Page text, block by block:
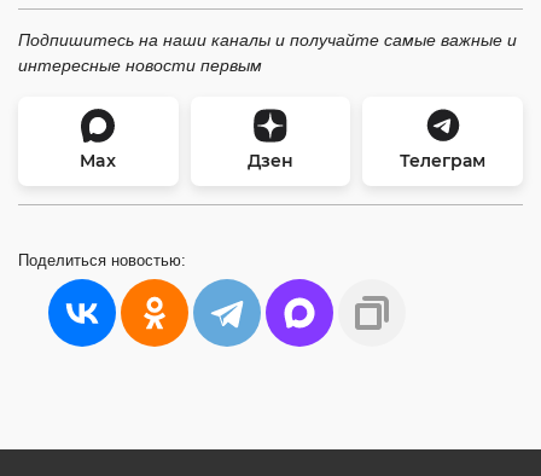
Подпишитесь на наши каналы и получайте самые важные и
интересные новости первым
Max Дзен Телеграм
Поделиться новостью: